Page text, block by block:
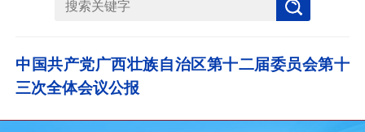
中国共产党广西壮族自治区第十二届委员会第十
三次全体会议公报